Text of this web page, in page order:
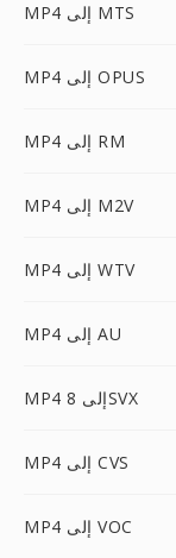
MP4 إلى MTS
MP4 إلى OPUS
MP4 إلى RM
MP4 إلى M2V
MP4 إلى WTV
MP4 إلى AU
MP4 إلى 8SVX
MP4 إلى CVS
MP4 إلى VOC